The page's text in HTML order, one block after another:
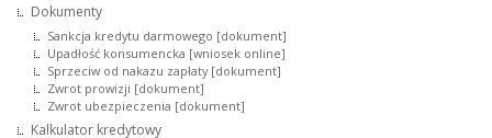
Dokumenty
Sankcja kredytu darmowego [dokument]
Upadłość konsumencka [wniosek online]
Sprzeciw od nakazu zapłaty [dokument]
Zwrot prowizji [dokument]
Zwrot ubezpieczenia [dokument]
Kalkulator kredytowy